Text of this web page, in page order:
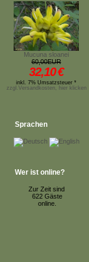
Mucuna sloanei
60,00EUR
32,10€
inkl. 7% Umsatzsteuer *
zzgl.Versandkosten, hier klicken
Sprachen
Wer ist online?
Zur Zeit sind
622 Gäste
online.